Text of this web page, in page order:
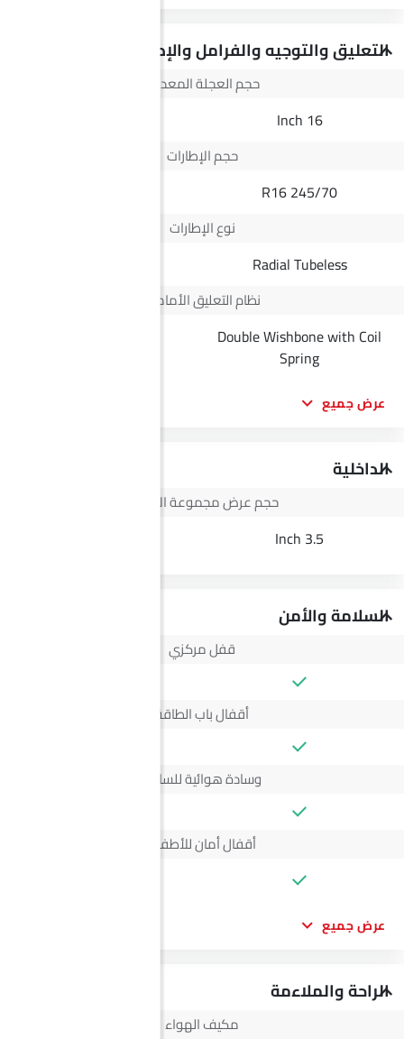
التعليق والتوجيه والفرامل والإطارات
حجم العجلة المعدنية
16 Inch
حجم الإطارات
245/70 R16
نوع الإطارات
Radial Tubeless
نظام التعليق الأمامي
Double Wishbone with Coil
Spring
عرض جميع
الداخلية
حجم عرض مجموعة الأجهزة
3.5 Inch
السلامة والأمن
قفل مركزي
أقفال باب الطاقة
وسادة هوائية للسائق
أقفال أمان للأطفال
عرض جميع
الراحة والملاءمة
مكيف الهواء